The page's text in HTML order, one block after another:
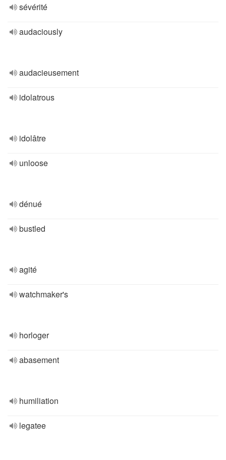
sévérité
audaciously
audacieusement
idolatrous
idolâtre
unloose
dénué
bustled
agité
watchmaker's
horloger
abasement
humiliation
legatee